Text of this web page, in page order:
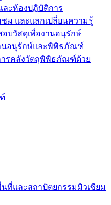
ะห้องปฏิบัติการ
ชม และแลกเปลี่ยนความรู้
บวัสดุเพื่องานอนุรักษ์
นอนุรักษ์และพิพิธภัณฑ์
ารคลังวัตถุพิพิธภัณฑ์ด้วย
ที่และสถาปัตยกรรมมิวเซียม